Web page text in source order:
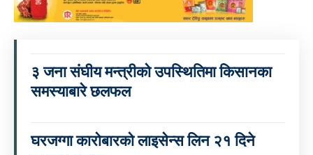
३ जना संघीय मन्त्रीको उपस्थितिमा किसानका
समस्याबारे छलफल
घरजग्गा कारोबारको लाइसेन्स लिन २१ दिने